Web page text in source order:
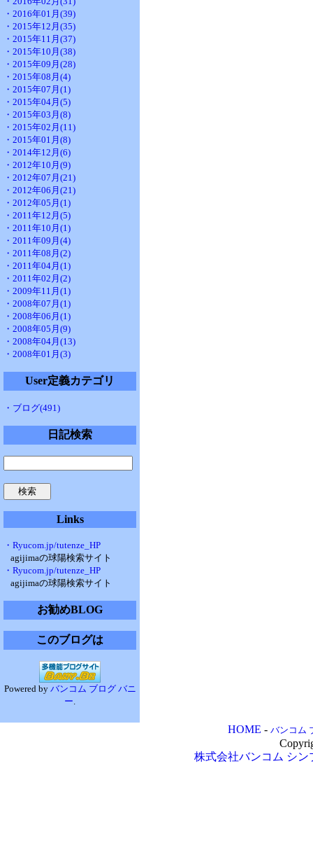
・2016年01月(39)
・2015年12月(35)
・2015年11月(37)
・2015年10月(38)
・2015年09月(28)
・2015年08月(4)
・2015年07月(1)
・2015年04月(5)
・2015年03月(8)
・2015年02月(11)
・2015年01月(8)
・2014年12月(6)
・2012年10月(9)
・2012年07月(21)
・2012年06月(21)
・2012年05月(1)
・2011年12月(5)
・2011年10月(1)
・2011年09月(4)
・2011年08月(2)
・2011年04月(1)
・2011年02月(2)
・2009年11月(1)
・2008年07月(1)
・2008年06月(1)
・2008年05月(9)
・2008年04月(13)
・2008年01月(3)
User定義カテゴリ
・ブログ(491)
日記検索
Links
・Ryucom.jp/tutenze_HP
agijimaの球陽検索サイト
・Ryucom.jp/tutenze_HP
agijimaの球陽検索サイト
お勧めBLOG
このブログは
Powered by バンコム ブログ バニ
ー.
HOME - バンコム
株式会社バンコム シン